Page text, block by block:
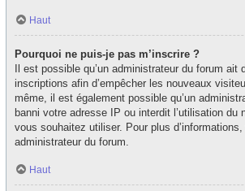
Haut
Pourquoi ne puis-je pas m’inscrire ?
Il est possible qu’un administrateur du forum ait
inscriptions afin d’empêcher les nouveaux
même, il est également possible qu’un
banni votre adresse IP ou interdit l’utilisation du
vous souhaitez utiliser. Pour plus
administrateur du forum.
Haut